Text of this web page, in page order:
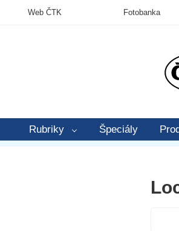
Rubriky Špeciály
Web ČTK Fotobanka